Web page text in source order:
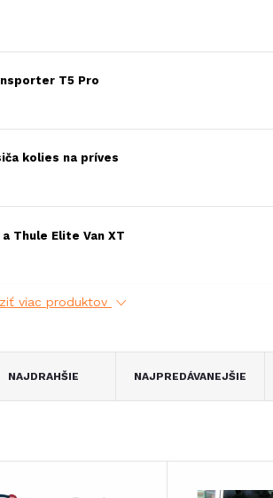
T5 Pro
kolies na príves
Thule Elite Van XT
viac produktov
NAJDRAHŠIE NAJPREDÁVANEJŠIE